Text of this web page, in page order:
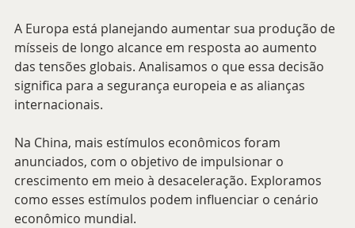
A Europa está planejando aumentar sua produção de
mísseis de longo alcance em resposta ao aumento
das tensões globais. Analisamos o que essa decisão
significa para a segurança europeia e as alianças
internacionais.
Na China, mais estímulos econômicos foram
anunciados, com o objetivo de impulsionar o
crescimento em meio à desaceleração. Exploramos
como esses estímulos podem influenciar o cenário
econômico mundial.